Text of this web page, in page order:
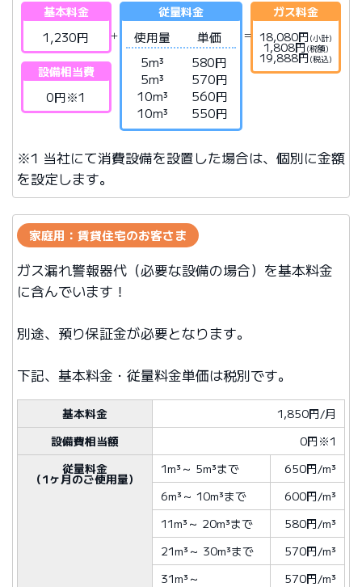
基本料金
1,230円
設備相当費
0円※1
従量料金
使用量
単価
5m³
580円
5m³
570円
10m³
560円
10m³
550円
ガス料金
18,080円 (小計)
1,808円(税額)
19,888円(税込)
※1 当社にて消費設備を設置した場合は、個別に金額
を設定します。
家庭用：賃貸住宅のお客さま
ガス漏れ警報器代（必要な設備の場合）を基本料金
に含んでいます！
別途、預り保証金が必要となります。
下記、基本料金・従量料金単価は税別です。
基本料金
1,850円/月
設備費相当額
0円※1
従量料金
（1ヶ月のご使用量）
1m³ ～ 5m³まで
650円/m³
6m³ ～ 10m³まで
600円/m³
11m³ ～ 20m³まで
580円/m³
21m³ ～ 30m³まで
570円/m³
31m³ ～ 570円/m³